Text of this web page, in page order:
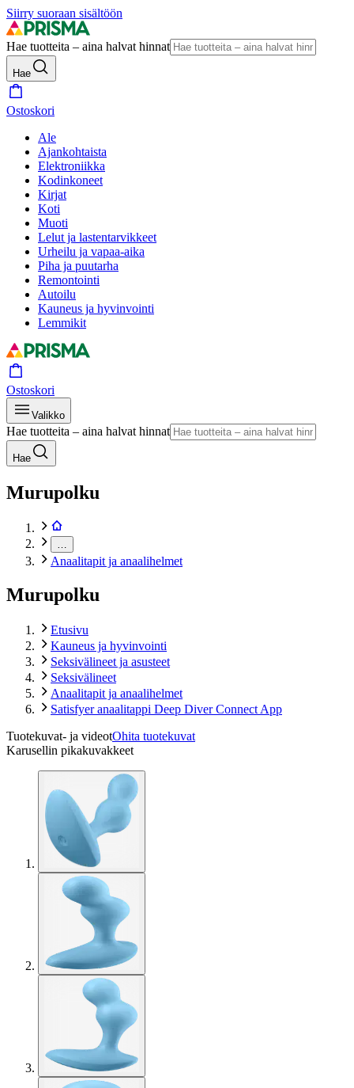
Siirry suoraan sisältöön
Hae tuotteita – aina halvat hinnat
Hae
Ostoskori
Ale
Ajankohtaista
Elektroniikka
Kodinkoneet
Kirjat
Koti
Muoti
Lelut ja lastentarvikkeet
Urheilu ja vapaa-aika
Piha ja puutarha
Remontointi
Autoilu
Kauneus ja hyvinvointi
Lemmikit
Ostoskori
Valikko
Hae tuotteita – aina halvat hinnat
Hae
Murupolku
Anaalitapit ja anaalihelmet
Murupolku
Etusivu
Kauneus ja hyvinvointi
Seksivälineet ja asusteet
Seksivälineet
Anaalitapit ja anaalihelmet
Satisfyer anaalitappi Deep Diver Connect App
Tuotekuvat- ja videotOhita tuotekuvat
Karusellin pikakuvakkeet